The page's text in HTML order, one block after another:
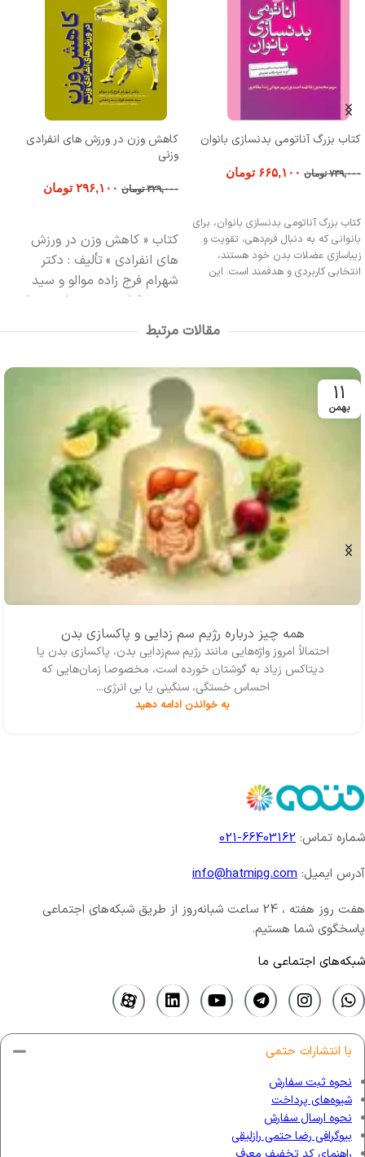
کتاب بزرگ آناتومی بدنسازی بانوان
۷۳۹,۰۰۰ تومان ۶۶۵,۱۰۰ تومان
کتاب بزرگ آناتومی بدنسازی بانوان، برای
بانوانی که به دنبال فرم‌دهی، تقویت و
زیباسازی عضلات بدن خود هستند،
انتخابی کاربردی و هدفمند است. این
تناسب اندام بانوان به شمار می‌رود.
کسانی است که می‌خواهند با درک دقیق از
آناتومی بدن، تمرینات خود را اصولی‌تر و
نتیجه‌محور پیش ببرند.
کاهش وزن در ورزش های انفرادی
وزنی
۳۲۹,۰۰۰ تومان ۲۹۶,۱۰۰ تومان
کتاب « کاهش وزن در ورزش
های انفرادی »تألیف : دکتر
شهرام فرج زاده موالو و سید
محمد فواد سید رحمانی
تعداد
صفحات : 83 صفحه مصور
: وزیری
انتشارات حتمی
مقالات مرتبط
11
بهمن
همه چیز درباره رژیم سم زدایی و پاکسازی بدن
احتمالاً امروز واژه‌‌هایی مانند رژیم سم‌زدایی بدن، پاکسازی بدن یا
دیتاکس زیاد به گوشتان خورده است، مخصوصا زمان‌هایی که
احساس خستگی، سنگینی یا بی انرژی...
به خواندن ادامه دهید
شماره تماس: 66403162-021
آدرس ایمیل: info@hatmipg.com
هفت روز هفته ، 24 ساعت شبانه‌روز از طریق شبکه‌های اجتماعی
پاسخگوی شما هستیم.
شبکه‌های اجتماعی ما
با انتشارات حتمی
نحوه ثبت سفارش
شیوه‌های پرداخت
نحوه ارسال سفارش
بیوگرافی رضا حتمی رازلیقی